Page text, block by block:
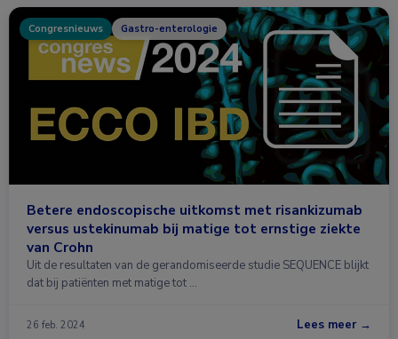
Congresnieuws Gastro-enterologie
Betere endoscopische uitkomst met risankizumab
versus ustekinumab bij matige tot ernstige ziekte
van Crohn
Uit de resultaten van de gerandomiseerde studie SEQUENCE blijkt
dat bij patiënten met matige tot …
26 feb. 2024 Lees meer →